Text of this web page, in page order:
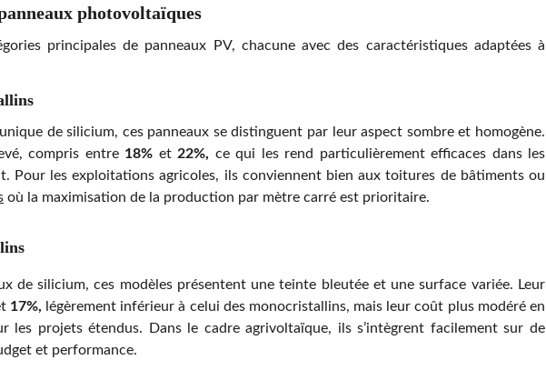
photovoltaïques
principales de panneaux PV, chacune avec des caractéristiques adaptées à
de silicium, ces panneaux se distinguent par leur aspect sombre et homogène.
compris entre 18% et 22%, ce qui les rend particulièrement efficaces dans les
Pour les exploitations agricoles, ils conviennent bien aux toitures de bâtiments ou
où la maximisation de la production par mètre carré est prioritaire.
de silicium, ces modèles présentent une teinte bleutée et une surface variée. Leur
17%, légèrement inférieur à celui des monocristallins, mais leur coût plus modéré en
projets étendus. Dans le cadre agrivoltaïque, ils s’intègrent facilement sur de
et performance.